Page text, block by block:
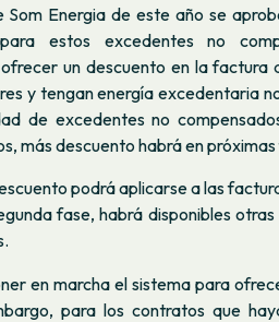
Som Energia de este año se
estos excedentes no
un descuento en la factura
y tengan energía excedentaria
de excedentes no
más descuento habrá en
podrá aplicarse a las
fase, habrá disponibles
en marcha el sistema para
para los contratos que